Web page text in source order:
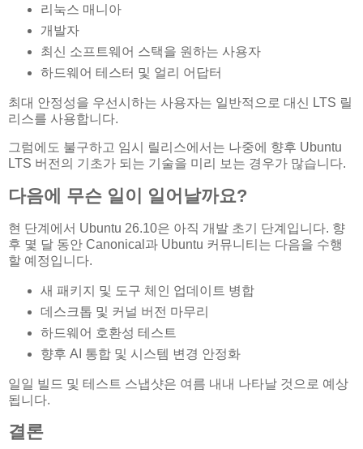
리눅스 매니아
개발자
최신 소프트웨어 스택을 원하는 사용자
하드웨어 테스터 및 얼리 어답터
최대 안정성을 우선시하는 사용자는 일반적으로 대신 LTS 릴
리스를 사용합니다.
그럼에도 불구하고 임시 릴리스에서는 나중에 향후 Ubuntu
LTS 버전의 기초가 되는 기술을 미리 보는 경우가 많습니다.
다음에 무슨 일이 일어날까요?
현 단계에서 Ubuntu 26.10은 아직 개발 초기 단계입니다. 향
후 몇 달 동안 Canonical과 Ubuntu 커뮤니티는 다음을 수행
할 예정입니다.
새 패키지 및 도구 체인 업데이트 병합
데스크톱 및 커널 버전 마무리
하드웨어 호환성 테스트
향후 AI 통합 및 시스템 변경 안정화
일일 빌드 및 테스트 스냅샷은 여름 내내 나타날 것으로 예상
됩니다.
결론